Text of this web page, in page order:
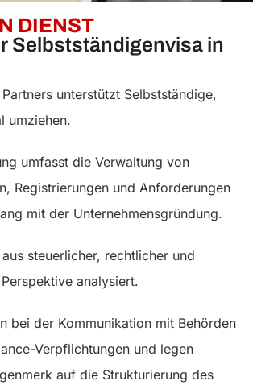
DIENST
Selbstständigenvisa in
unterstützt Selbstständige,
umziehen.
umfasst die Verwaltung von
Registrierungen und Anforderungen
mit der Unternehmensgründung.
steuerlicher, rechtlicher und
analysiert.
bei der Kommunikation mit Behörden
Verpflichtungen und legen
auf die Strukturierung des